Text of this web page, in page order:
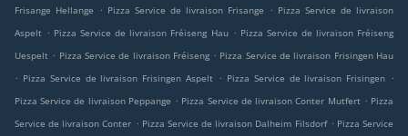
Frisange Hellange
. Pizza Service de livraison Frisange . Pizza Service de livraison
Aspelt . Pizza Service de livraison Fréiseng Hau . Pizza Service de livraison Fréiseng
Uespelt . Pizza Service de livraison Fréiseng . Pizza Service de livraison Frisingen Hau
. Pizza Service de livraison Frisingen Aspelt . Pizza Service de livraison Frisingen .
Pizza Service de livraison Peppange . Pizza Service de livraison Conter Mutfert . Pizza
Service de livraison Conter . Pizza Service de livraison Dalheim Filsdorf . Pizza Service